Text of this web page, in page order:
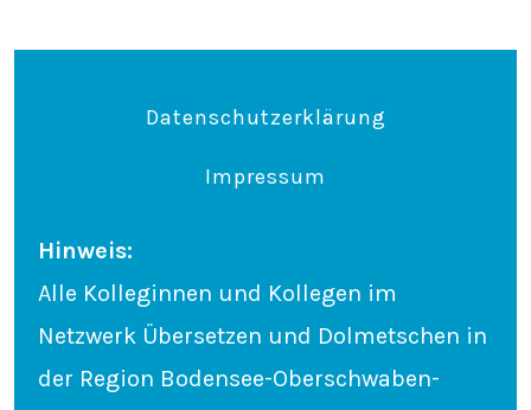
Datenschutzerklärung
Impressum
Hinweis:
Alle Kolleginnen und Kollegen im
Netzwerk Übersetzen und Dolmetschen in
der Region Bodensee-Oberschwaben-